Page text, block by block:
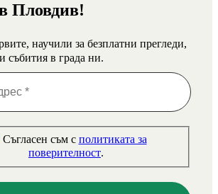
Пловдив!
научили за безплатни прегледи,
събития в града ни.
Съгласен съм с политиката за
поверителност.